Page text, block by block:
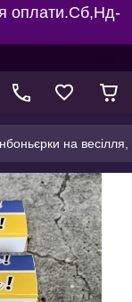
оплати.Сб,Нд-
на